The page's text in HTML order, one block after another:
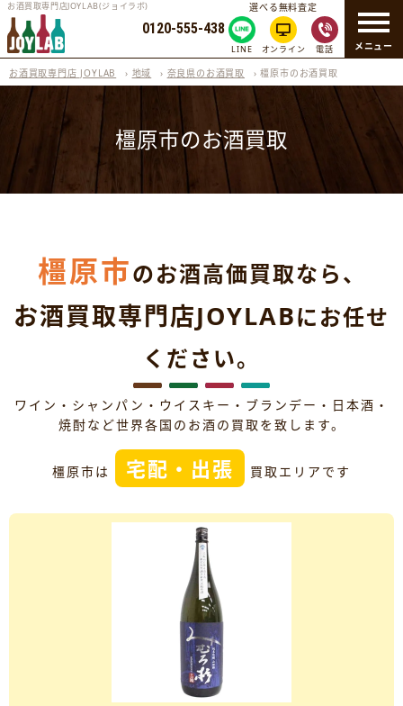
メニュー
お酒買取専門店JOYLAB(ジョイラボ)
0120-555-438
選べる無料査定
LINE オンライン 電話
お酒買取専門店 JOYLAB › 地域 › 奈良県のお酒買取 ›橿原市のお酒買取
橿原市のお酒買取
橿原市のお酒高価買取なら、
お酒買取専門店JOYLABにお任せ
ください。
ワイン・シャンパン・ウイスキー・ブランデー・日本酒・
焼酎など世界各国のお酒の買取を致します。
橿原市は 宅配・出張 買取エリアです